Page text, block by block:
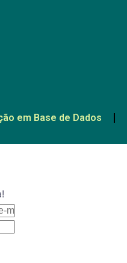
em Base de Dados